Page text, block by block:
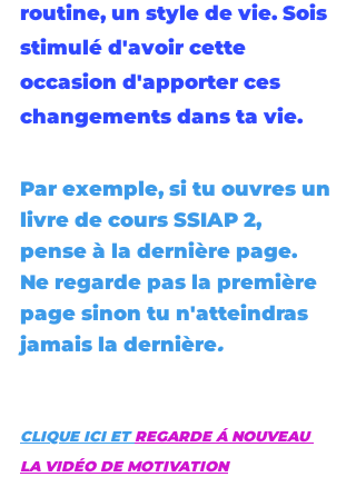
routine, un style de vie. Sois
stimulé d'avoir cette
occasion d'apporter ces
changements dans ta vie.
Par exemple, si tu ouvres un
livre de cours SSIAP 2,
pense à la dernière page.
Ne regarde pas la première
page sinon tu n'atteindras
jamais la dernière.
CLIQUE ICI ET REGARDE Á NOUVEAU
LA VIDÉO DE MOTIVATION